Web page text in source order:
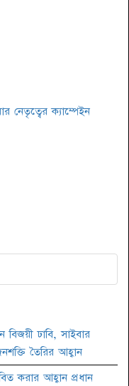
নেতৃত্বের ক্যাম্পেইন
বিজয়ী ঢাবি, সাইবার
তৈরির আহ্বান
করার আহ্বান প্রধান